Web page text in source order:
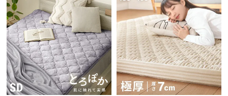
ャ
ン
セ
ル
に
つ
い